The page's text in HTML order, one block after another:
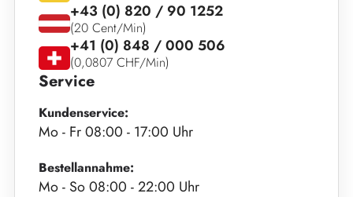
Service
Kundenservice:
Mo - Fr 08:00 - 17:00 Uhr
Bestellannahme:
Mo - So 08:00 - 22:00 Uhr
+43 (0) 820 / 90 1252
(20 Cent/Min)
+41 (0) 848 / 000 506
(0,0807 CHF/Min)